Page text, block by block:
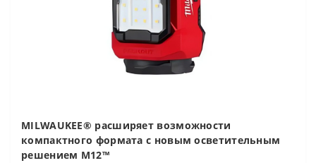
MILWAUKEE® расширяет возможности
компактного формата с новым осветительным
решением M12™